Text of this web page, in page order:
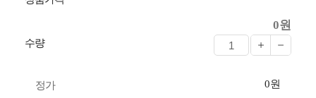
0원
수량
정가
0원